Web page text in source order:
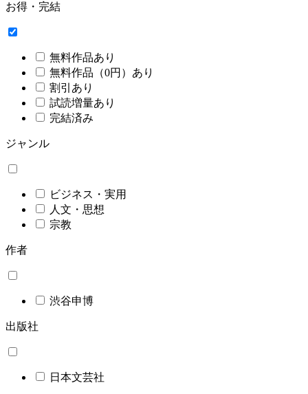
お得・完結
無料作品あり
無料作品（0円）あり
割引あり
試読増量あり
完結済み
ジャンル
ビジネス・実用
人文・思想
宗教
作者
渋谷申博
出版社
日本文芸社